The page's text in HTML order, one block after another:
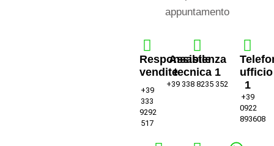
appuntamento
Responsabile
vendite
+39
333
9292
517
Assistenza
tecnica 1
+39 338 8235 352
ufficio
1
+39
0922
893608